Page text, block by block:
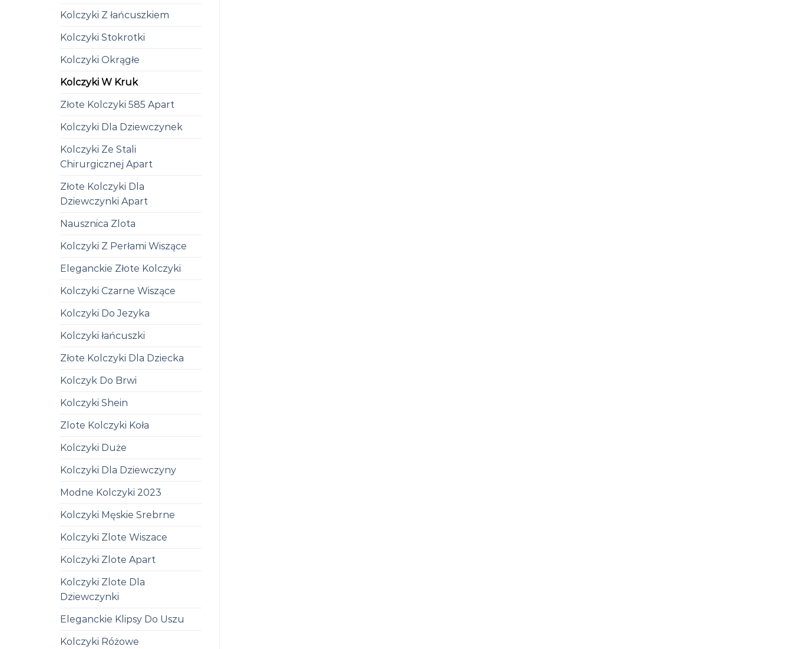
Kolczyki Z łańcuszkiem
Kolczyki Stokrotki
Kolczyki Okrągłe
Kolczyki W Kruk
Złote Kolczyki 585 Apart
Kolczyki Dla Dziewczynek
Kolczyki Ze Stali
Chirurgicznej Apart
Złote Kolczyki Dla
Dziewczynki Apart
Nausznica Zlota
Kolczyki Z Perłami Wiszące
Eleganckie Złote Kolczyki
Kolczyki Czarne Wiszące
Kolczyki Do Jezyka
Kolczyki łańcuszki
Złote Kolczyki Dla Dziecka
Kolczyk Do Brwi
Kolczyki Shein
Zlote Kolczyki Koła
Kolczyki Duże
Kolczyki Dla Dziewczyny
Modne Kolczyki 2023
Kolczyki Męskie Srebrne
Kolczyki Zlote Wiszace
Kolczyki Zlote Apart
Kolczyki Zlote Dla
Dziewczynki
Eleganckie Klipsy Do Uszu
Kolczyki Różowe